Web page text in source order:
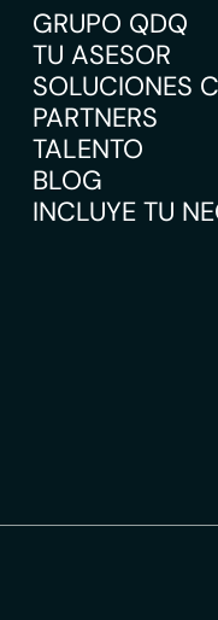
GRUPO QDQ
TU ASESOR
SOLUCIONES
PARTNERS
TALENTO
BLOG
INCLUYE TU